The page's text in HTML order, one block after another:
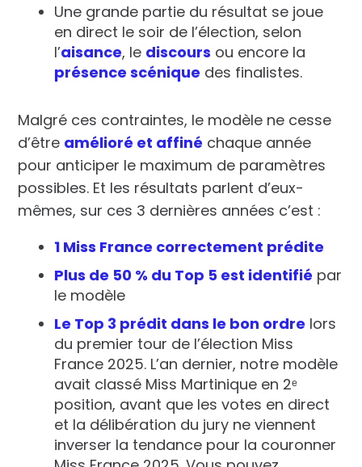
Une grande partie du résultat se joue
en direct le soir de l’élection, selon
l’aisance, le discours ou encore la
présence scénique des finalistes.
Malgré ces contraintes, le modèle ne cesse
d’être amélioré et affiné chaque année
pour anticiper le maximum de paramètres
possibles. Et les résultats parlent d’eux-
mêmes, sur ces 3 dernières années c’est :
1 Miss France correctement prédite
Plus de 50 % du Top 5 est identifié par
le modèle
Le Top 3 prédit dans le bon ordre lors
du premier tour de l’élection Miss
France 2025. L’an dernier, notre modèle
avait classé Miss Martinique en 2ᵉ
position, avant que les votes en direct
et la délibération du jury ne viennent
inverser la tendance pour la couronner